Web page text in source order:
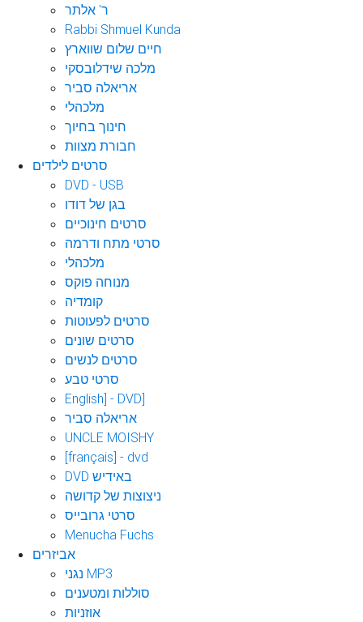
ר' אלתר
Rabbi Shmuel Kunda
חיים שלום שווארץ
מלכה שידלובסקי
אריאלה סביר
מלכהלי
חינוך בחיוך
חבורת מצוות
סרטים לילדים
DVD - USB
בגן של דודו
סרטים חינוכיים
סרטי מתח ודרמה
מלכהלי
מנוחה פוקס
קומדיה
סרטים לפעוטות
סרטים שונים
סרטים לנשים
סרטי טבע
English] - DVD]
אריאלה סביר
UNCLE MOISHY
[français] - dvd
DVD באידיש
ניצוצות של קדושה
סרטי גרובייס
Menucha Fuchs
אביזרים
נגני MP3
סוללות ומטענים
אוזניות